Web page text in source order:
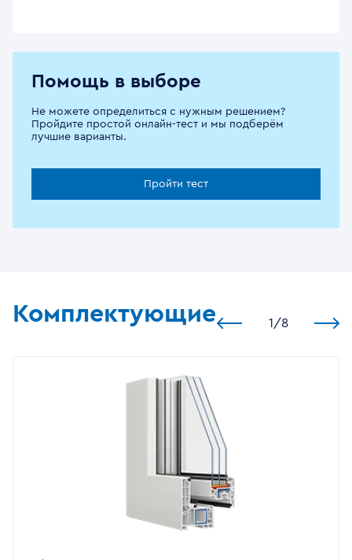
Помощь в выборе
Не можете определиться с нужным решением?
Пройдите простой онлайн-тест и мы подберём
лучшие варианты.
Пройти тест
Комплектующие 1 /8